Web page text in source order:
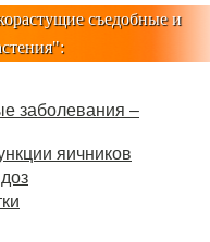
съедобные и
":
заболевания –
яичников